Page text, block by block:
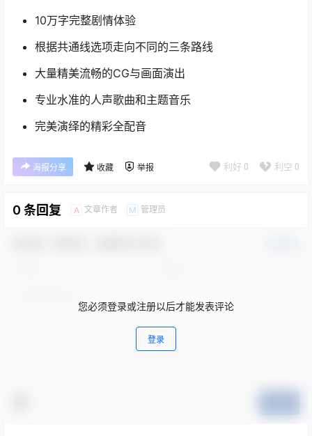
10万字完整剧情体验
根据共通线选项走向不同的三条路线
大量精美流畅的CG与画面演出
专业水准的人声歌曲和主题音乐
完美演绎的精彩全配音
海报分享 收藏 举报 利好 0 利空 0
0 条回复 A 文章作者 M 管理员
您必须登录或注册以后才能发表评论
登录